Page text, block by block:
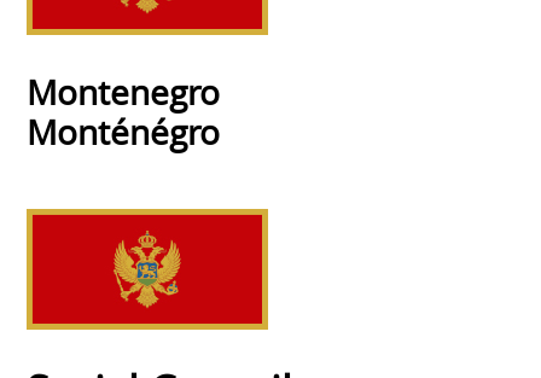
Montenegro
Monténégro